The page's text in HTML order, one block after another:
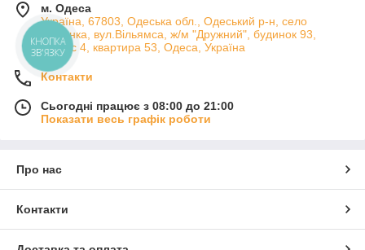
м. Одеса
Україна, 67803, Одеська обл., Одеський р-н, село
Лиманка, вул.Вільямса, ж/м "Дружний", будинок 93,
корпус 4, квартира 53, Одеса, Україна
Контакти
Сьогодні працює з 08:00 до 21:00
Показати весь графік роботи
Про нас
Контакти
КНОПКА
ЗВ'ЯЗКУ